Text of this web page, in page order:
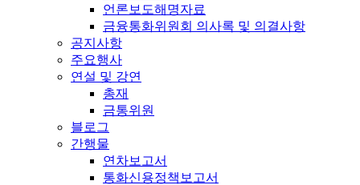
언론보도해명자료
금융통화위원회 의사록 및 의결사항
공지사항
주요행사
연설 및 강연
총재
금통위원
블로그
간행물
연차보고서
통화신용정책보고서